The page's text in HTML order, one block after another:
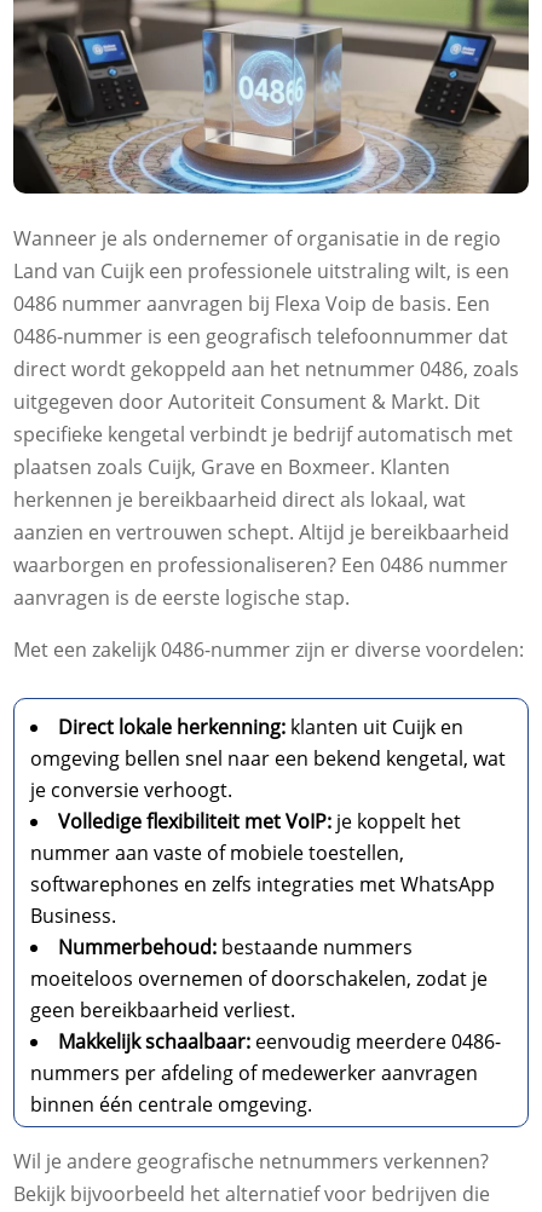
Wanneer je als ondernemer of organisatie in de regio
Land van Cuijk een professionele uitstraling wilt, is een
0486 nummer aanvragen bij Flexa Voip de basis. Een
0486-nummer is een geografisch telefoonnummer dat
direct wordt gekoppeld aan het netnummer 0486, zoals
uitgegeven door Autoriteit Consument & Markt. Dit
specifieke kengetal verbindt je bedrijf automatisch met
plaatsen zoals Cuijk, Grave en Boxmeer. Klanten
herkennen je bereikbaarheid direct als lokaal, wat
aanzien en vertrouwen schept. Altijd je bereikbaarheid
waarborgen en professionaliseren? Een 0486 nummer
aanvragen is de eerste logische stap.
Met een zakelijk 0486-nummer zijn er diverse voordelen:
Direct lokale herkenning: klanten uit Cuijk en
omgeving bellen snel naar een bekend kengetal, wat
je conversie verhoogt.
Volledige flexibiliteit met VoIP: je koppelt het
nummer aan vaste of mobiele toestellen,
softwarephones en zelfs integraties met WhatsApp
Business.
Nummerbehoud: bestaande nummers
moeiteloos overnemen of doorschakelen, zodat je
geen bereikbaarheid verliest.
Makkelijk schaalbaar: eenvoudig meerdere 0486-
nummers per afdeling of medewerker aanvragen
binnen één centrale omgeving.
Wil je andere geografische netnummers verkennen?
Bekijk bijvoorbeeld het alternatief voor bedrijven die